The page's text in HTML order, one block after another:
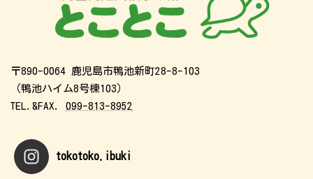
〒890-0064 鹿児島市鴨池新町28-8-103
（鴨池ハイム8号棟103）
TEL.&FAX. 099-813-8952
tokotoko.ibuki